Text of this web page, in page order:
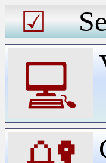
☑
💻